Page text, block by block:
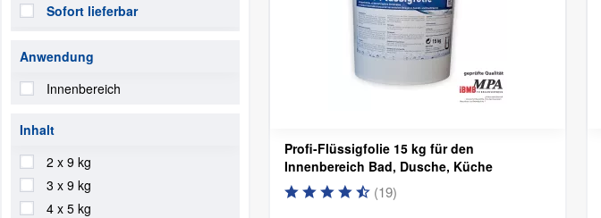
Sofort lieferbar
Anwendung
Innenbereich
Inhalt
2 x 9 kg
3 x 9 kg
4 x 5 kg
Profi-Flüssigfolie 15 kg für den
Innenbereich Bad, Dusche, Küche
(19)